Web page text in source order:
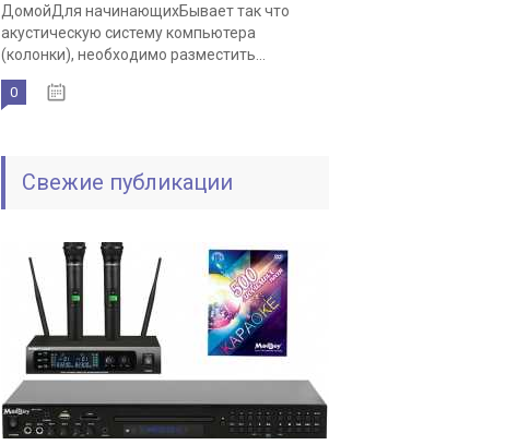
ДомойДля начинающихБывает так что
акустическую систему компьютера
(колонки), необходимо разместить...
0
Свежие публикации